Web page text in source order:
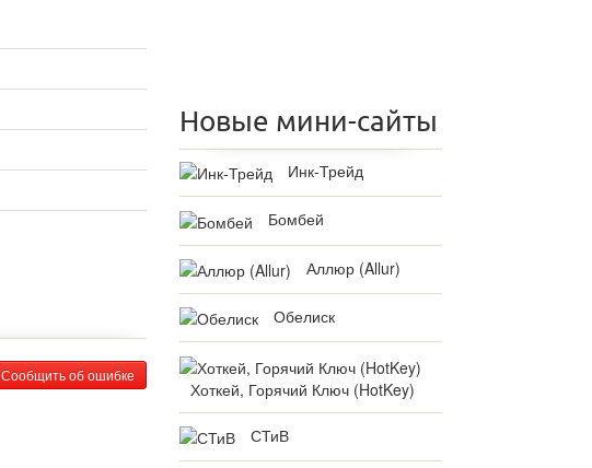
Сообщить об ошибке
Новые мини-сайты
Инк-Трейд
Бомбей
Аллюр (Allur)
Обелиск
Хоткей, Горячий Ключ (HotKey)
СТиВ